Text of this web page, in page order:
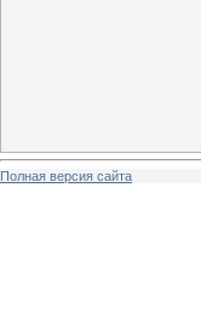
Полная версия сайта